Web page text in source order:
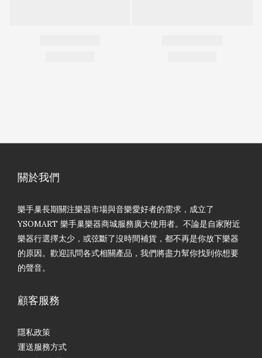
關於我們
樂手巢長期關注樂器市場與音樂愛好者的需求，成立了
YSOMART 樂手巢樂器商城服務廣大使用者。不論是自家附近
樂器行選擇太少，或弦斷了沒時間補貨，都不再是你放下樂器
的原因。歡迎訊問各式相關產品，我們將盡力幫你找到你想要
的聲音。
顧客服務
隱私政策
運送服務方式